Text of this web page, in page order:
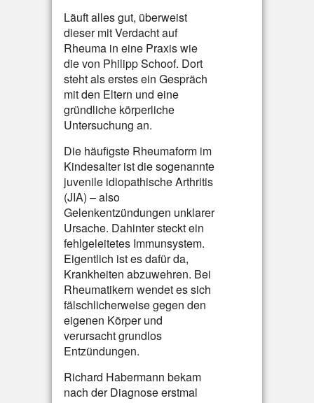
Läuft alles gut, überweist
dieser mit Verdacht auf
Rheuma in eine Praxis wie
die von Philipp Schoof. Dort
steht als erstes ein Gespräch
mit den Eltern und eine
gründliche körperliche
Untersuchung an.
Die häufigste Rheumaform im
Kindesalter ist die sogenannte
juvenile idiopathische Arthritis
(JIA) – also
Gelenkentzündungen unklarer
Ursache. Dahinter steckt ein
fehlgeleitetes Immunsystem.
Eigentlich ist es dafür da,
Krankheiten abzuwehren. Bei
Rheumatikern wendet es sich
fälschlicherweise gegen den
eigenen Körper und
verursacht grundlos
Entzündungen.
Richard Habermann bekam
nach der Diagnose erstmal